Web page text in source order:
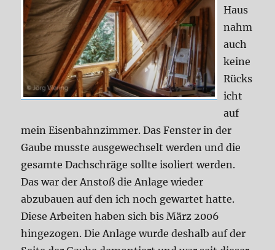
Haus
nahm
auch
keine
Rücks
icht
auf
mein Eisenbahnzimmer. Das Fenster in der
Gaube musste ausgewechselt werden und die
gesamte Dachschräge sollte isoliert werden.
Das war der Anstoß die Anlage wieder
abzubauen auf den ich noch gewartet hatte.
Diese Arbeiten haben sich bis März 2006
hingezogen. Die Anlage wurde deshalb auf der